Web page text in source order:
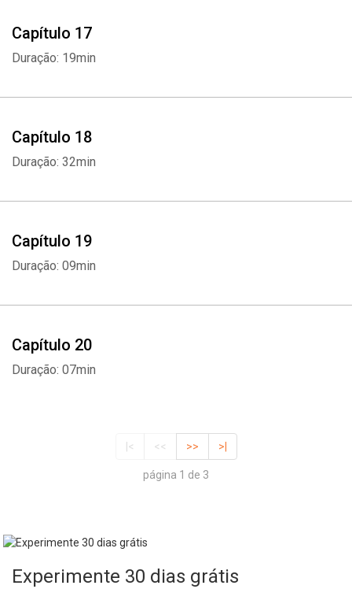
Capítulo 17
Duração: 19min
Capítulo 18
Duração: 32min
Capítulo 19
Duração: 09min
Capítulo 20
Duração: 07min
|< << >> >|
página 1 de 3
Experimente 30 dias grátis